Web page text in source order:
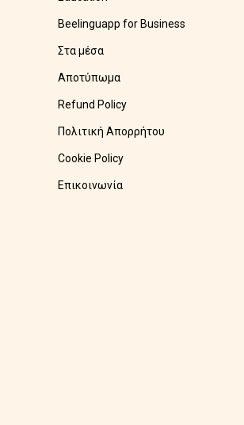
Beelinguapp for Business
Στα μέσα
Αποτύπωμα
Refund Policy
Πολιτική Απορρήτου
Cookie Policy
Επικοινωνία